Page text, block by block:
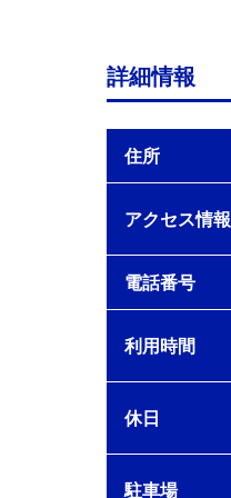
詳細情報
住所
アクセス情報
電話番号
利用時間
休日
駐車場